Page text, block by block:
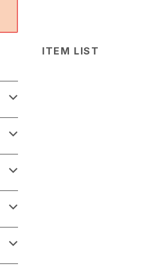
ITEM LIST